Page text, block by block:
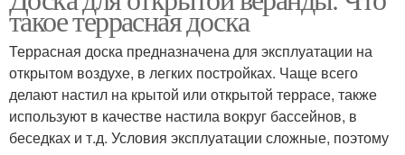
такое террасная доска
Террасная доска предназначена для эксплуатации на
открытом воздухе, в легких постройках. Чаще всего
делают настил на крытой или открытой террасе, также
используют в качестве настила вокруг бассейнов, в
беседках и т.д. Условия эксплуатации сложные, поэтому